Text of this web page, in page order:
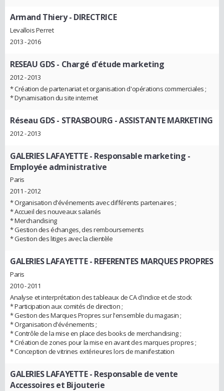
Armand Thiery- DIRECTRICE
Levallois Perret
2013 - 2016
RESEAU GDS- Chargé d'étude marketing
2012 - 2013
* Création de partenariat et organisation d'opérations commerciales ;
* Dynamisation du site internet
Réseau GDS - STRASBOURG - ASSISTANTE MARKETING
2012 - 2013
GALERIES LAFAYETTE- Responsable marketing -
Employée administrative
Paris
2011 - 2012
* Organisation d'événements avec différents partenaires ;
* Accueil des nouveaux salariés
* Merchandising
* Gestion des échanges, des remboursements
* Gestion des litiges avec la clientèle
GALERIES LAFAYETTE- REFERENTES MARQUES PROPRES
Paris
2010 - 2011
Analyse et interprétation des tableaux de CA d'indice et de stock
* Participation aux comités de direction ;
* Gestion des Marques Propres sur l'ensemble du magasin ;
* Organisation d'événements ;
* Contrôle de la mise en place des books de merchandising ;
* Création de zones pour la mise en avant des marques propres ;
* Conception de vitrines extérieures lors de manifestation
GALERIES LAFAYETTE- Responsable de vente
Accessoires et Bijouterie